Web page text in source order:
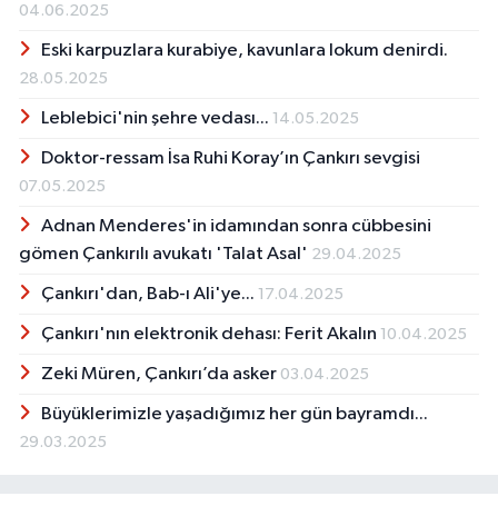
04.06.2025
Eski karpuzlara kurabiye, kavunlara lokum denirdi.
28.05.2025
Leblebici'nin şehre vedası... 14.05.2025
Doktor-ressam İsa Ruhi Koray’ın Çankırı sevgisi
07.05.2025
Adnan Menderes'in idamından sonra cübbesini
gömen Çankırılı avukatı 'Talat Asal' 29.04.2025
Çankırı'dan, Bab-ı Ali'ye... 17.04.2025
Çankırı'nın elektronik dehası: Ferit Akalın 10.04.2025
Zeki Müren, Çankırı’da asker 03.04.2025
Büyüklerimizle yaşadığımız her gün bayramdı...
29.03.2025